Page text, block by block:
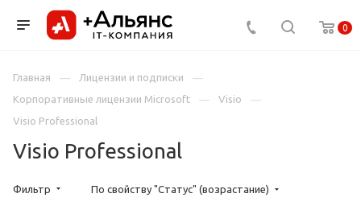
0
Главная
Лицензии и подписки
Корпоративные лицензии Microsoft
Visio
Visio Professional
Visio Professional
Фильтр По свойству "Статус" (возрастание)